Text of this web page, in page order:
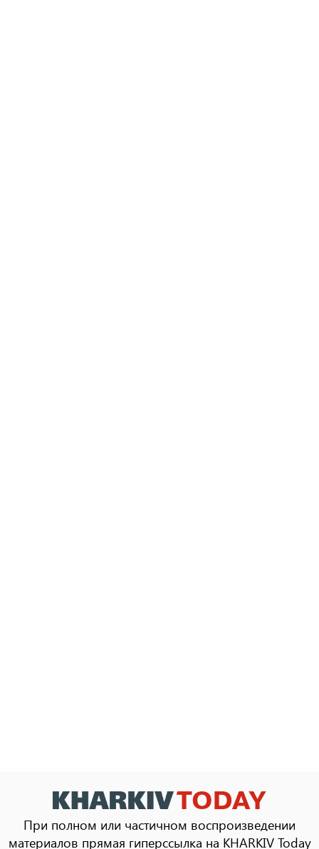
При полном или частичном воспроизведении
материалов прямая гиперссылка на KHARKIV Today